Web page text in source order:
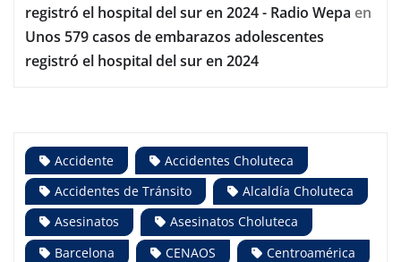
registró el hospital del sur en 2024 - Radio Wepa en
Unos 579 casos de embarazos adolescentes
registró el hospital del sur en 2024
Accidente
Accidentes Choluteca
Accidentes de Tránsito
Alcaldía Choluteca
Asesinatos
Asesinatos Choluteca
Barcelona
CENAOS
Centroamérica